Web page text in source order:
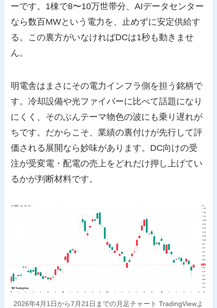
ーです。1棟で8〜10万世帯分、AIデータセンター
なら数百MWという電力を、止めずに安定供給す
る。この裏方がいなければDCは1秒も動きませ
ん。
明電舎はまさにその電力インフラ側を担う銘柄で
す。冷却設備や光ファイバーに比べて話題になり
にくく、そのぶんテーマ物色の波にも乗り遅れが
ちです。だからこそ、業績の裏付けが先行して評
価される展開なら妙味があります。DC向けの受
注が受変電・配電の売上をどれだけ押し上げてい
るかが判断材料です。
2026年4月1日から7月21日までの月足チャート TradingViewよ